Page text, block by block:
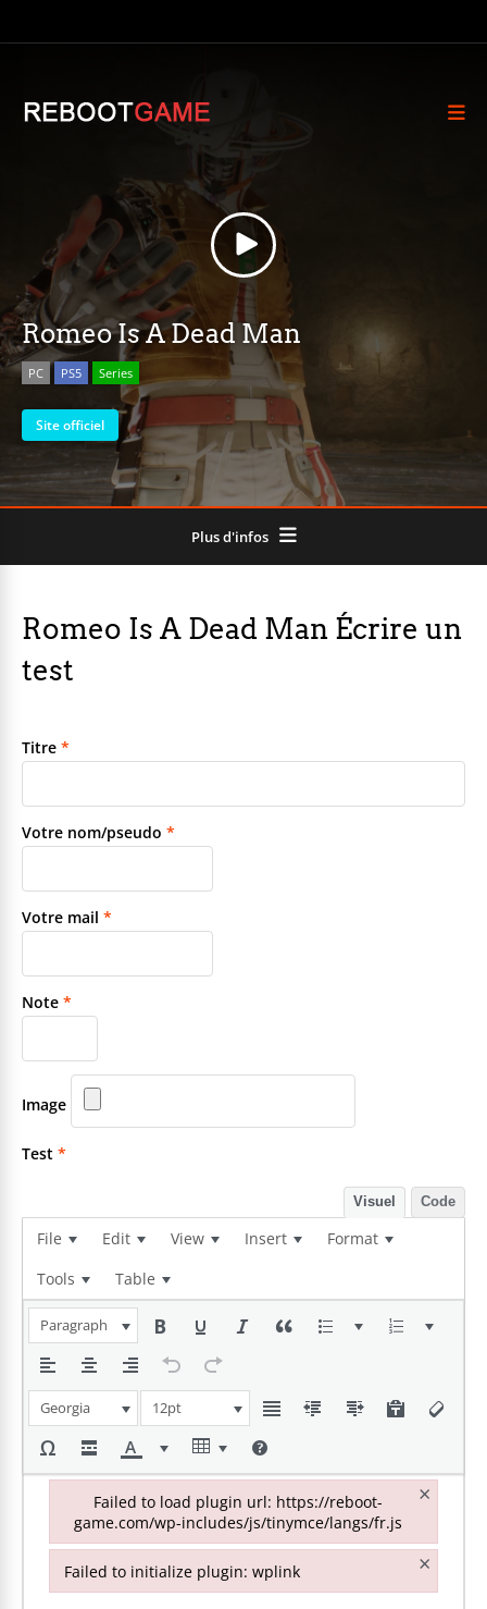
Romeo Is A Dead Man
PC PS5 Series
Site officiel
Plus d'infos
Romeo Is A Dead Man Écrire un
test
Titre *
Votre nom/pseudo *
Votre mail *
Note *
Image
Test *
Visuel Code
File Edit View Insert
Format
Tools
Table
Paragraph
Georgia 12pt
Failed to load plugin url: https://reboot-
game.com/wp-includes/js/tinymce/langs/fr.js
×
Failed to load plugin url: https://reboot-game.com/wp-
Failed to initialize plugin: wplink
×
Failed to initialize plugin: wplink